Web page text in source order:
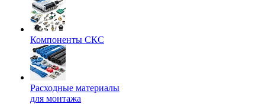
Компоненты СКС
Расходные материалы
для монтажа